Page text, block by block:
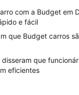
com a Budget em
e fácil
que Budget carros
disseram que
eficientes